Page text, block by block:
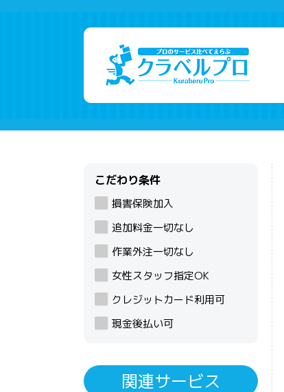
こだわり条件
損害保険加入
追加料金一切なし
作業外注一切なし
女性スタッフ指定OK
クレジットカード利用可
現金後払い可
関連サービス